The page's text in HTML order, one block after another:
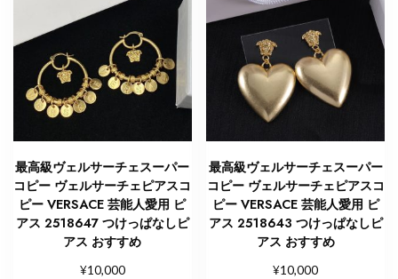
最高級ヴェルサーチェスーパー
コピー ヴェルサーチェピアスコ
ピー VERSACE 芸能人愛用 ピ
アス 2518647 つけっぱなしピ
アス おすすめ
¥10,000
最高級ヴェルサーチェスーパー
コピー ヴェルサーチェピアスコ
ピー VERSACE 芸能人愛用 ピ
アス 2518643 つけっぱなしピ
アス おすすめ
¥10,000